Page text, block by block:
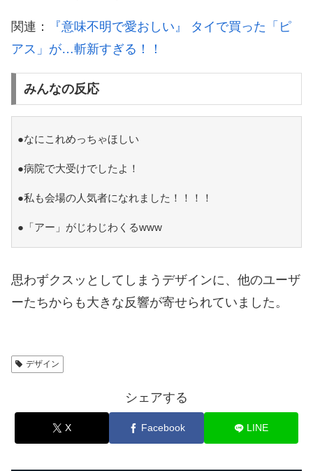
関連：
『意味不明で愛おしい』 タイで買った「ピ
アス」が…斬新すぎる！！
みんなの反応
●なにこれめっちゃほしい
●病院で大受けでしたよ！
●私も会場の人気者になれました！！！！
●「アー」がじわじわくるwww
思わずクスッとしてしまうデザインに、他のユーザ
ーたちからも大きな反響が寄せられていました。
デザイン
シェアする
X Facebook LINE